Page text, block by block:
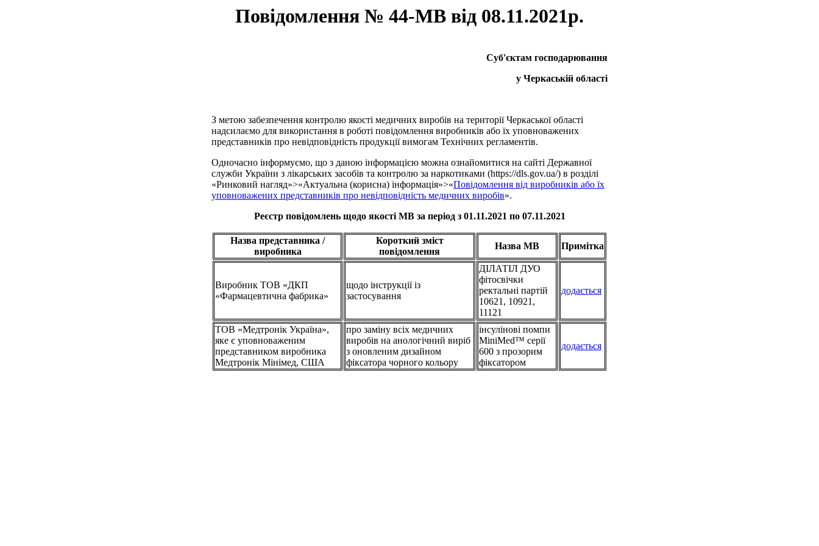
Повідомлення № 44-МВ від 08.11.2021р.
Суб'єктам господарювання
у Черкаській області
З метою забезпечення контролю якості медичних виробів на території Черкаської області
надсилаємо для використання в роботі повідомлення виробників або їх уповноважених
представників про невідповідність продукції вимогам Технічних регламентів.
Одночасно інформуємо, що з даною інформацією можна ознайомитися на сайті Державної
служби України з лікарських засобів та контролю за наркотиками (https://dls.gov.ua/) в розділі
«Ринковий нагляд»>«Актуальна (корисна) інформація»>«Повідомлення від виробників або їх
уповноважених представників про невідповідність медичних виробів».
Реєстр повідомлень щодо якості МВ за період з 01.11.2021 по 07.11.2021
Назва представника /
виробника
Короткий зміст
повідомлення
Назва МВ Примітка
Виробник ТОВ «ДКП
«Фармацевтична фабрика»
щодо інструкції із
застосування
ДІЛАТІЛ ДУО
фітосвічки
ректальні партій
10621, 10921,
11121
додається
ТОВ «Медтронік Україна»,
яке є уповноваженим
представником виробника
Медтронік Мінімед, США
про заміну всіх медичних
виробів на анологічний виріб
з оновленим дизайном
фіксатора чорного кольору
інсулінові помпи
MiniMed™ серії
600 з прозорим
фіксатором
додається